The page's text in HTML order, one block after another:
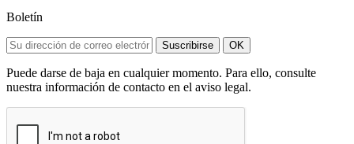
Boletín
Suscribirse OK
Puede darse de baja en cualquier momento. Para ello, consulte
nuestra información de contacto en el aviso legal.